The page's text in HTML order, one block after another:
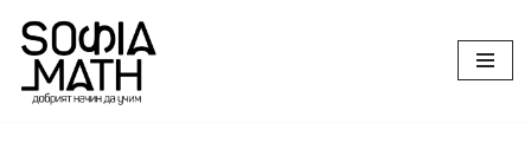
Продължете
към